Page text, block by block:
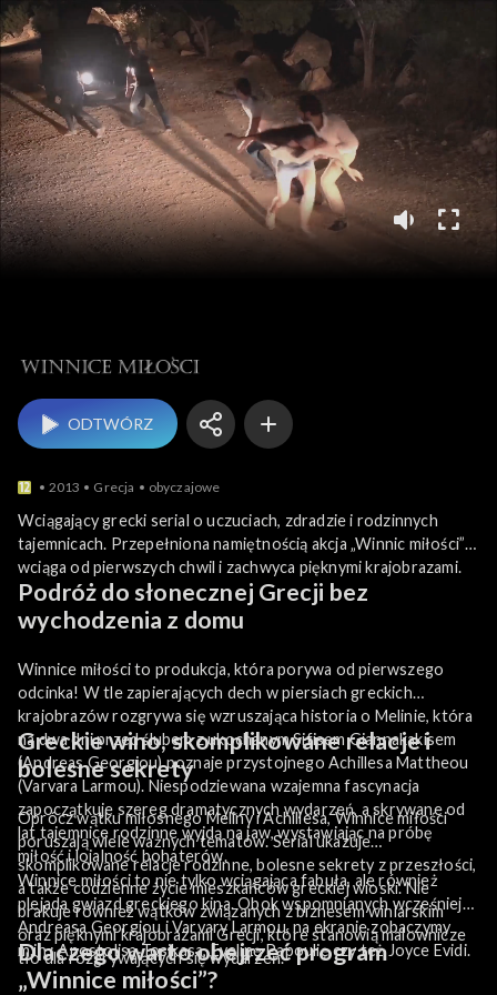
Winnice miłości
ODTWÓRZ
2013 Grecja obyczajowe
Wciągający grecki serial o uczuciach, zdradzie i rodzinnych
tajemnicach. Przepełniona namiętnością akcja „Winnic miłości”
wciąga od pierwszych chwil i zachwyca pięknymi krajobrazami.
Podróż do słonecznej Grecji bez
wychodzenia z domu
Winnice miłości to produkcja, która porywa od pierwszego
odcinka! W tle zapierających dech w piersiach greckich
krajobrazów rozgrywa się wzruszająca historia o Melinie, która
na dwa dni przed ślubem z ukochanym Sifisem Giannakakisem
(Andreas Georgiou) poznaje przystojnego Achillesa Mattheou
(Varvara Larmou). Niespodziewana wzajemna fascynacja
zapoczątkuje szereg dramatycznych wydarzeń, a skrywane od
lat tajemnice rodzinne wyjdą na jaw, wystawiając na próbę
miłość i lojalność bohaterów.
Greckie wino, skomplikowane relacje i
bolesne sekrety
Oprócz wątku miłosnego Meliny i Achillesa, Winnice miłości
poruszają wiele ważnych tematów. Serial ukazuje
skomplikowane relacje rodzinne, bolesne sekrety z przeszłości,
a także codzienne życie mieszkańców greckiej wioski. Nie
brakuje również wątków związanych z biznesem winiarskim
oraz pięknymi krajobrazami Grecji, które stanowią malownicze
tło dla rozgrywających się wydarzeń.
Winnice miłości to nie tylko wciągająca fabuła, ale również
plejada gwiazd greckiego kina. Obok wspomnianych wcześniej
Andreasa Georgiou i Varvary Larmou, na ekranie zobaczymy
m.in.: Apostolisa Tosikasa, Evelinę Papoulię czy też Joyce Evidi.
Dlaczego warto obejrzeć program
„Winnice miłości”?